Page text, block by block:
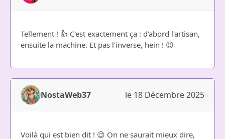
Tellement ! 👍 C'est exactement ça : d'abord l'artisan,
ensuite la machine. Et pas l'inverse, hein ! 😉
NostaWeb37 le 18 Décembre 2025
Voilà qui est bien dit ! 😌 On ne saurait mieux dire,